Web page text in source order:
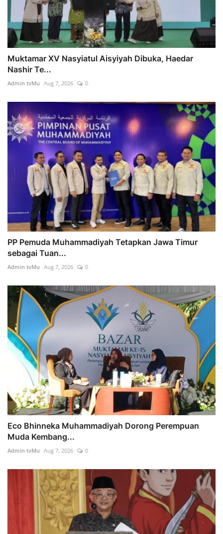
Muktamar XV Nasyiatul Aisyiyah Dibuka, Haedar
Nashir Te...
Admin tvMu Aug 7, 2026 0
PP Pemuda Muhammadiyah Tetapkan Jawa Timur
sebagai Tuan...
Admin tvMu Aug 7, 2026 0
Eco Bhinneka Muhammadiyah Dorong Perempuan
Muda Kembang...
Admin tvMu Aug 7, 2026 0